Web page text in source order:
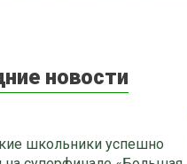
новости
школьники успешно